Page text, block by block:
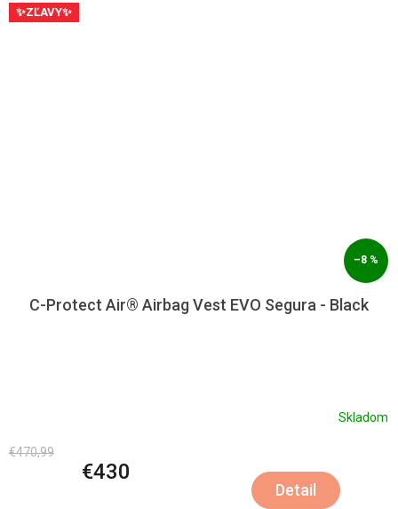
✨ZĽAVY✨
–8 %
C-Protect Air® Airbag Vest EVO Segura - Black
Skladom
€470,99
€430
Detail